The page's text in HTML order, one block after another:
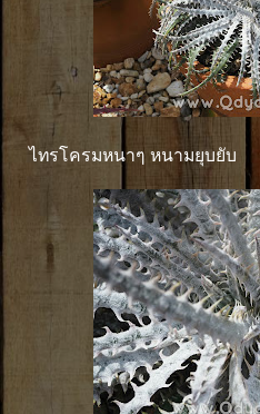
ไทรโครมหนาๆ หนามยุบยับ